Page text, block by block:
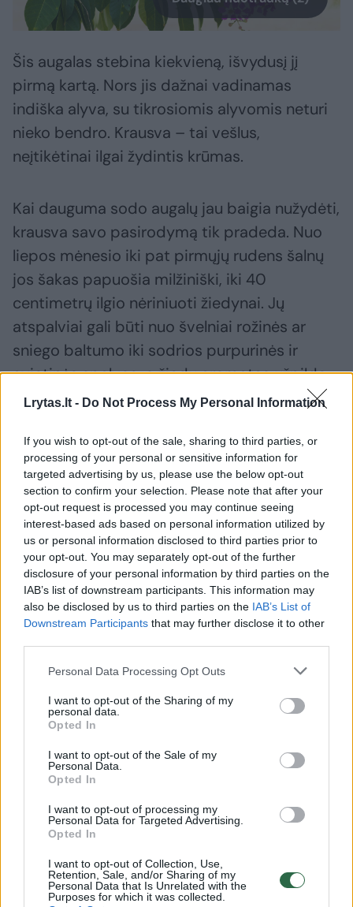
Lrytas.lt - Do Not Process My Personal Information
If you wish to opt-out of the sale, sharing to third parties, or
processing of your personal or sensitive information for
targeted advertising by us, please use the below opt-out
section to confirm your selection. Please note that after your
opt-out request is processed you may continue seeing
interest-based ads based on personal information utilized by
us or personal information disclosed to third parties prior to
your opt-out. You may separately opt-out of the further
disclosure of your personal information by third parties on the
IAB’s list of downstream participants. This information may
also be disclosed by us to third parties on the IAB’s List of
Downstream Participants that may further disclose it to other
Personal Data Processing Opt Outs
I want to opt-out of the Sharing of my
personal data.
Opted In
I want to opt-out of the Sale of my
Personal Data.
Opted In
I want to opt-out of processing my
Personal Data for Targeted Advertising.
Opted In
I want to opt-out of Collection, Use,
Retention, Sale, and/or Sharing of my
Personal Data that Is Unrelated with the
Purposes for which it was collected.
Šis augalas stebina kiekvieną, išvydusį jį
pirmą kartą. Nors jis dažnai vadinamas
indiška alyva, su tikrosiomis alyvomis neturi
nieko bendro. Krausva – tai vešlus,
neįtikėtinai ilgai žydintis krūmas.
Kai dauguma sodo augalų jau baigia nužydėti,
krausva savo pasirodymą tik pradeda. Nuo
liepos mėnesio iki pat pirmųjų rudens šalnų
jos šakas papuošia milžiniški, iki 40
centimetrų ilgio nėriniuoti žiedynai. Jų
atspalviai gali būti nuo švelniai rožinės ar
sniego baltumo iki sodrios purpurinės ir
avietinės spalvos, o žiedų aromatas užpildo
visą sodą.
Šiuo metu yra išvesta veislių, kurios gali
ištverti net iki 36 laipsnių šaltį. Šaltesnio
klimato zonose krausvos taip pat dažnai
auginamos dideliuose vazonuose, kuriuos
žiemai galima pernešti į vėsias patalpas.
Susiję straipsniai
Šios kelionės gerokai skiriasi
nuo kitų: iš jų lietuviai grįžta
idėjų
keliauja